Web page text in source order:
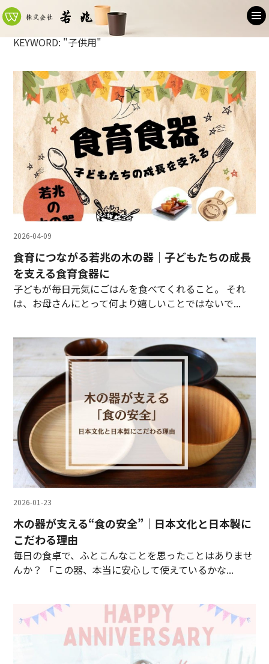
KEYWORD: "子供用"
2026-04-09
食育につながる若兆の木の器｜子どもたちの成長
を支える食育食器に
子どもが毎日元気にごはんを食べてくれること。 それ
は、お母さんにとって何より嬉しいことではないで...
2026-01-23
木の器が支える“食の安全”｜日本文化と日本製に
こだわる理由
毎日の食卓で、ふとこんなことを思ったことはありませ
んか？ 「この器、本当に安心して使えているかな...